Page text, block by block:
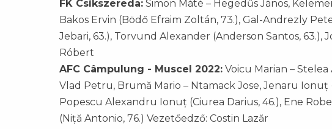
FK Csíkszereda: Simon Máté – Hegedűs János,
Bakos Ervin (Bödő Efraim Zoltán, 73.), Gal-Andrezly
Jebari, 63.), Torvund Alexander (Anderson Santos, 63.),
Róbert
AFC Câmpulung - Muscel 2022: Voicu Marian – Stelea
Vlad Petru, Brumă Mario – Ntamack Jose, Jenaru Ionuț
Popescu Alexandru Ionuț (Ciurea Darius, 46.), Ene
(Niță Antonio, 76.) Vezetőedző: Costin Lazăr